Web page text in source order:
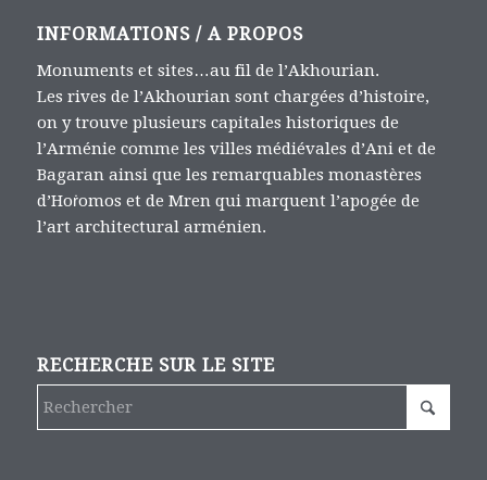
INFORMATIONS / A PROPOS
Monuments et sites…au fil de l’Akhourian.
Les rives de l’Akhourian sont chargées d’histoire,
on y trouve plusieurs capitales historiques de
l’Arménie comme les villes médiévales d’Ani et de
Bagaran ainsi que les remarquables monastères
d’Hoṙomos et de Mren qui marquent l’apogée de
l’art architectural arménien.
RECHERCHE SUR LE SITE